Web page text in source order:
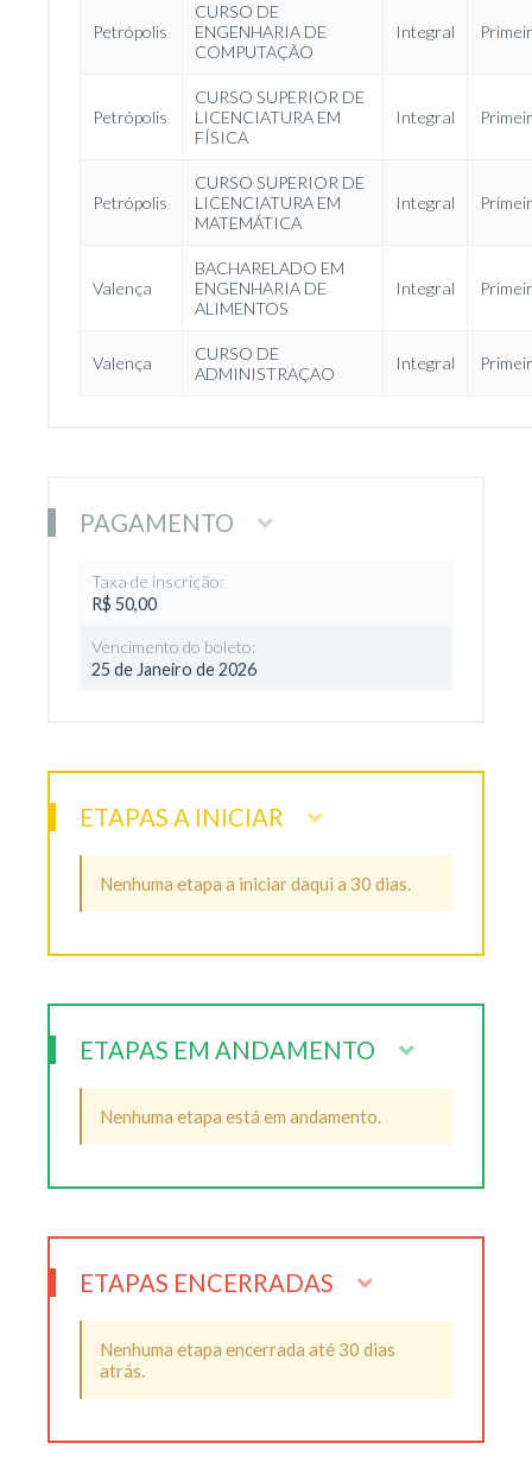
Petrópolis
CURSO DE
ENGENHARIA DE
COMPUTAÇÃO
Integral
Petrópolis
CURSO SUPERIOR DE
LICENCIATURA EM
FÍSICA
Integral
Petrópolis
CURSO SUPERIOR DE
LICENCIATURA EM
MATEMÁTICA
Integral
Valença
BACHARELADO EM
ENGENHARIA DE
ALIMENTOS
Integral
Valença
CURSO DE
ADMINISTRAÇAO
Integral
PAGAMENTO
Taxa de inscrição:
R$ 50,00
Vencimento do boleto:
25 de Janeiro de 2026
ETAPAS A INICIAR
Nenhuma etapa a iniciar daqui a 30 dias.
ETAPAS EM ANDAMENTO
Nenhuma etapa está em andamento.
ETAPAS ENCERRADAS
Nenhuma etapa encerrada até 30 dias
atrás.